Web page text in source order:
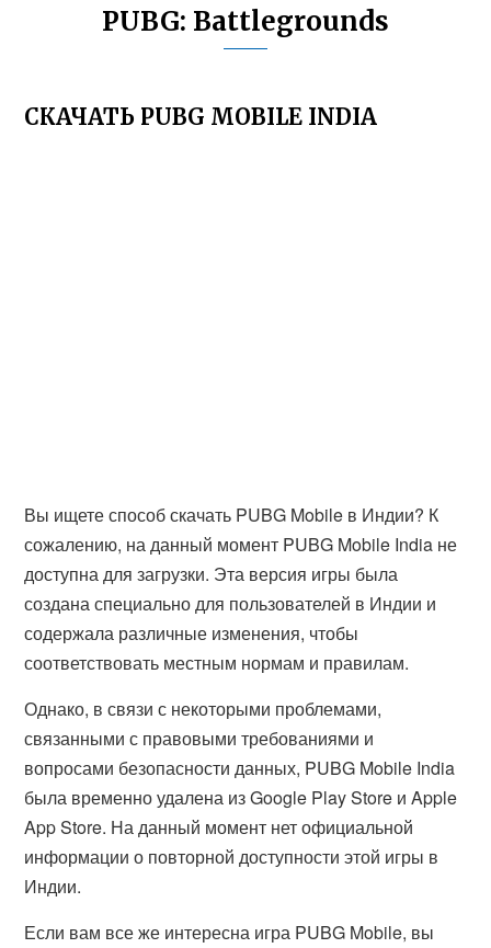
PUBG: Battlegrounds
СКАЧАТЬ PUBG MOBILE INDIA
Вы ищете способ скачать PUBG Mobile в Индии? К
сожалению, на данный момент PUBG Mobile India не
доступна для загрузки. Эта версия игры была
создана специально для пользователей в Индии и
содержала различные изменения, чтобы
соответствовать местным нормам и правилам.
Однако, в связи с некоторыми проблемами,
связанными с правовыми требованиями и
вопросами безопасности данных, PUBG Mobile India
была временно удалена из Google Play Store и Apple
App Store. На данный момент нет официальной
информации о повторной доступности этой игры в
Индии.
Если вам все же интересна игра PUBG Mobile, вы